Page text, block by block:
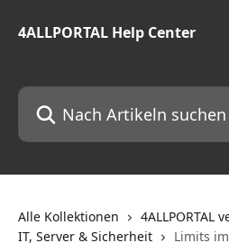
4ALLPORTAL Help Center
Nach Artikeln suchen …
Alle Kollektionen
4ALLPORTAL
IT, Server & Sicherheit
Limits im